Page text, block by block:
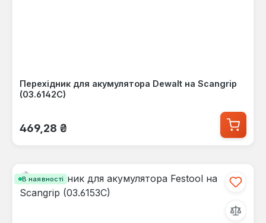
Перехідник для акумулятора Dewalt на Scangrip
(03.6142C)
Звичайна ціна:
469,28 ₴
В наявності